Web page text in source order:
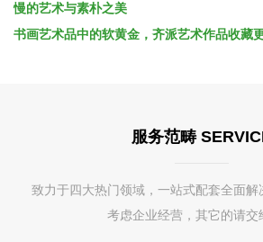
慢的艺术与素朴之美
书画艺术品中的软黄金，齐派艺术作品收藏
服务范畴
致力于四大热门领域，一站式配套全面解
考虑企业经营，其它的请交